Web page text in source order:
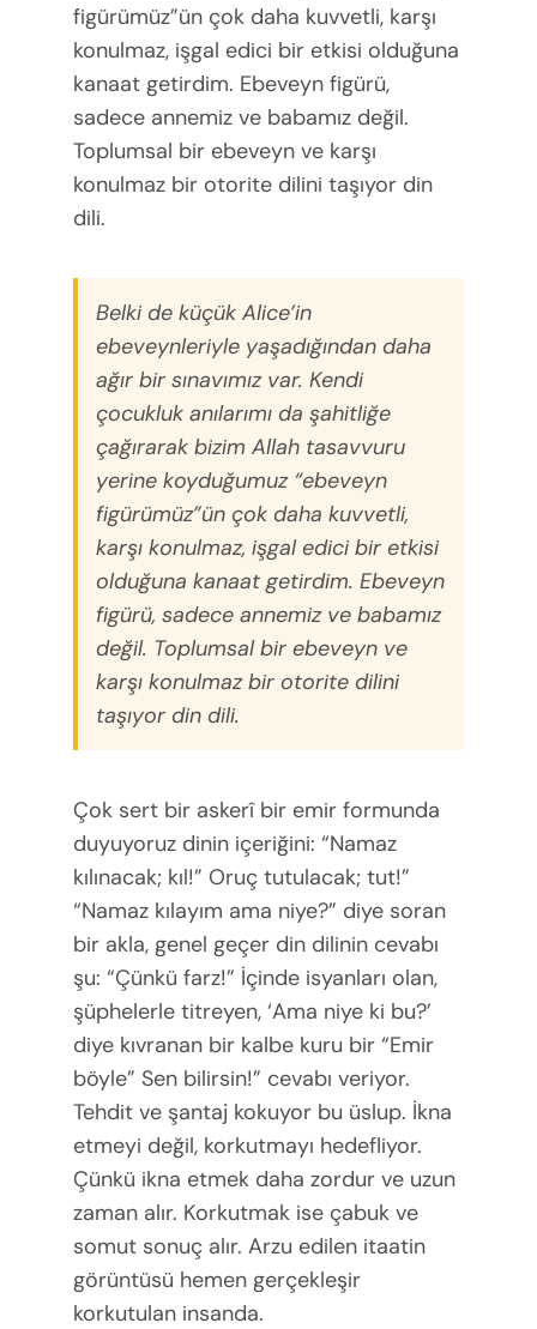
figürümüz”ün çok daha kuvvetli, karşı
konulmaz, işgal edici bir etkisi olduğuna
kanaat getirdim. Ebeveyn figürü,
sadece annemiz ve babamız değil.
Toplumsal bir ebeveyn ve karşı
konulmaz bir otorite dilini taşıyor din
dili.
Belki de küçük Alice’in
ebeveynleriyle yaşadığından daha
ağır bir sınavımız var. Kendi
çocukluk anılarımı da şahitliğe
çağırarak bizim Allah tasavvuru
yerine koyduğumuz “ebeveyn
figürümüz”ün çok daha kuvvetli,
karşı konulmaz, işgal edici bir etkisi
olduğuna kanaat getirdim. Ebeveyn
figürü, sadece annemiz ve babamız
değil. Toplumsal bir ebeveyn ve
karşı konulmaz bir otorite dilini
taşıyor din dili.
Çok sert bir askerî bir emir formunda
duyuyoruz dinin içeriğini: “Namaz
kılınacak; kıl!” Oruç tutulacak; tut!”
“Namaz kılayım ama niye?” diye soran
bir akla, genel geçer din dilinin cevabı
şu: “Çünkü farz!” İçinde isyanları olan,
şüphelerle titreyen, ‘Ama niye ki bu?’
diye kıvranan bir kalbe kuru bir “Emir
böyle” Sen bilirsin!” cevabı veriyor.
Tehdit ve şantaj kokuyor bu üslup. İkna
etmeyi değil, korkutmayı hedefliyor.
Çünkü ikna etmek daha zordur ve uzun
zaman alır. Korkutmak ise çabuk ve
somut sonuç alır. Arzu edilen itaatin
görüntüsü hemen gerçekleşir
korkutulan insanda.